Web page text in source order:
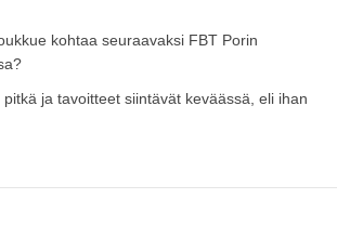
kohtaa seuraavaksi FBT Porin
ja tavoitteet siintävät keväässä, eli ihan